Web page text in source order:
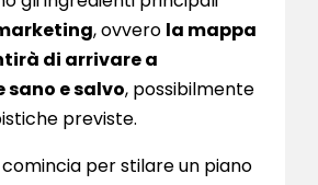
, ovvero la mappa
di arrivare a
e salvo, possibilmente
previste.
comincia per stilare un piano